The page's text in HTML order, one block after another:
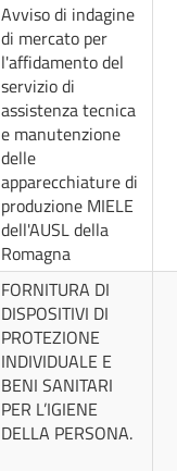
Avviso di indagine
di mercato per
l'affidamento del
servizio di
assistenza tecnica
e manutenzione
delle
apparecchiature di
produzione MIELE
dell'AUSL della
Romagna
FORNITURA DI
DISPOSITIVI DI
PROTEZIONE
INDIVIDUALE E
BENI SANITARI
PER L’IGIENE
DELLA PERSONA.